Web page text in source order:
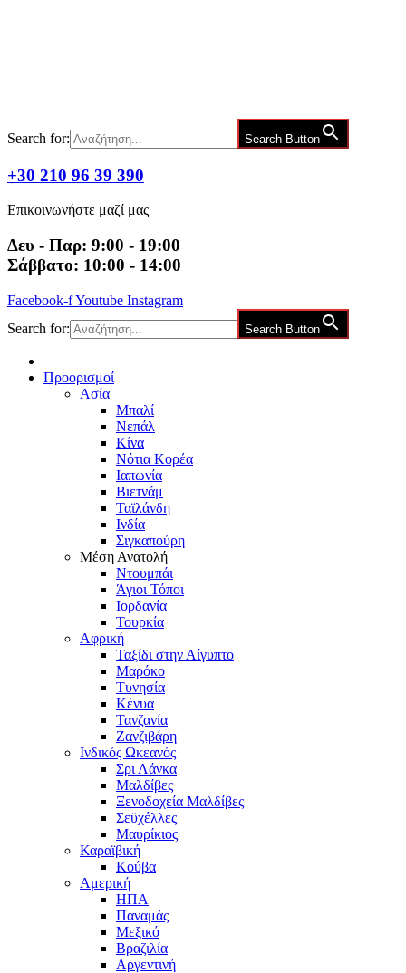
Search for: Search Button
+30 210 96 39 390
Επικοινωνήστε μαζί μας
Δευ - Παρ: 9:00 - 19:00
Σάββατο: 10:00 - 14:00
Facebook-fYoutube Instagram
Search for:
Search Button
Προορισμοί
Ασία
Μπαλί
Νεπάλ
Κίνα
Νότια Κορέα
Ιαπωνία
Βιετνάμ
Ταϊλάνδη
Ινδία
Σιγκαπούρη
Μέση Ανατολή
Ντουμπάι
Άγιοι Τόποι
Ιορδανία
Τουρκία
Αφρική
Ταξίδι στην Αίγυπτο
Μαρόκο
Τυνησία
Κένυα
Τανζανία
Ζανζιβάρη
Ινδικός Ωκεανός
Σρι Λάνκα
Μαλδίβες
Ξενοδοχεία Μαλδίβες
Σεϋχέλλες
Μαυρίκιος
Καραϊβική
Κούβα
Αμερική
ΗΠΑ
Παναμάς
Μεξικό
Βραζιλία
Αργεντινή